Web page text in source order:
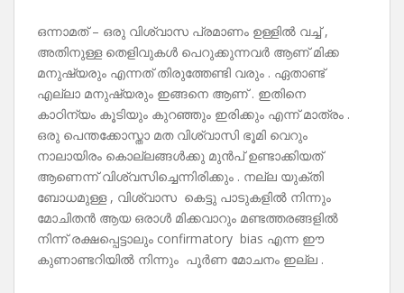
ഒന്നാമത് – ഒരു വിശ്വാസ പ്രമാണം ഉള്ളിൽ വച്ച് ,
അതിനുള്ള തെളിവുകൾ പെറുക്കുന്നവർ ആണ് മിക്ക
മനുഷ്യരും എന്നത് തിരുത്തേണ്ടി വരും . ഏതാണ്ട്
എല്ലാ മനുഷ്യരും ഇങ്ങനെ ആണ് . ഇതിനെ
കാഠിന്യം കൂടിയും കുറഞ്ഞും ഇരിക്കും എന്ന് മാത്രം .
ഒരു പെന്തക്കോസ്താ മത വിശ്വാസി ഭൂമി വെറും
നാലായിരം കൊല്ലങ്ങൾക്കു മുൻപ് ഉണ്ടാക്കിയത്
ആണെന്ന് വിശ്വസിച്ചെന്നിരിക്കും . നല്ല യുക്തി
ബോധമുള്ള , വിശ്വാസ കെട്ടു പാടുകളിൽ നിന്നും
മോചിതൻ ആയ ഒരാൾ മിക്കവാറും മണ്ടത്തരങ്ങളിൽ
നിന്ന് രക്ഷപ്പെട്ടാലും confirmatory bias എന്ന ഈ
കുണാണ്ടറിയിൽ നിന്നും പൂർണ മോചനം ഇല്ല .